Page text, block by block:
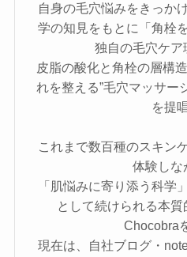
自身の毛穴悩みをきっか
学の知見をもとに「角栓
独自の毛穴ケア
皮脂の酸化と角栓の層構
れを整える”毛穴マッサー
を提唱
これまで数百種のスキン
体験しな
「肌悩みに寄り添う科学
として続けられる本質
Chocobra
現在は、自社ブログ・